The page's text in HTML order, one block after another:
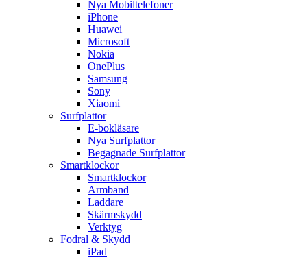
Nya Mobiltelefoner
iPhone
Huawei
Microsoft
Nokia
OnePlus
Samsung
Sony
Xiaomi
Surfplattor
E-bokläsare
Nya Surfplattor
Begagnade Surfplattor
Smartklockor
Smartklockor
Armband
Laddare
Skärmskydd
Verktyg
Fodral & Skydd
iPad